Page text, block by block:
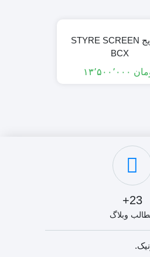
کارتریج STYRE SCREEN
BCX
23+
وبلاگ